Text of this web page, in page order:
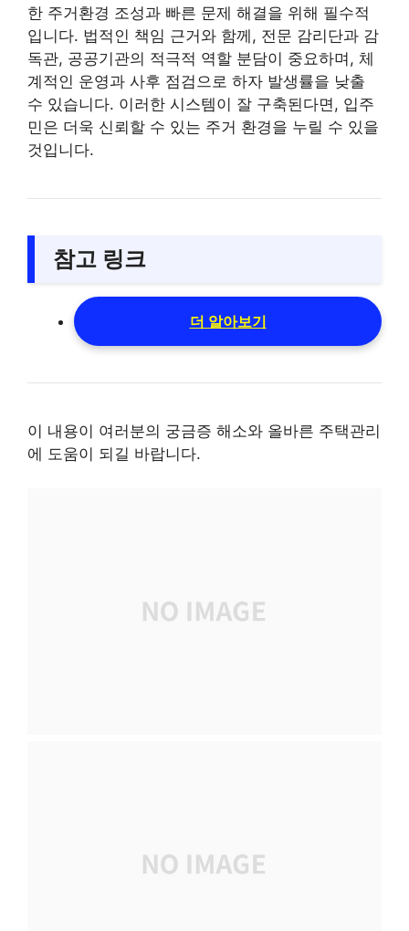
한 주거환경 조성과 빠른 문제 해결을 위해 필수적
입니다. 법적인 책임 근거와 함께, 전문 감리단과 감
독관, 공공기관의 적극적 역할 분담이 중요하며, 체
계적인 운영과 사후 점검으로 하자 발생률을 낮출
수 있습니다. 이러한 시스템이 잘 구축된다면, 입주
민은 더욱 신뢰할 수 있는 주거 환경을 누릴 수 있을
것입니다.
참고 링크
더 알아보기
이 내용이 여러분의 궁금증 해소와 올바른 주택관리
에 도움이 되길 바랍니다.